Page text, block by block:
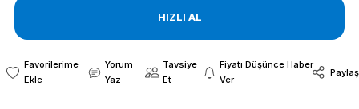
HIZLI AL
Yorum
Yaz
Tavsiye
Et
Fiyatı Düşünce Haber
Ver
Paylaş